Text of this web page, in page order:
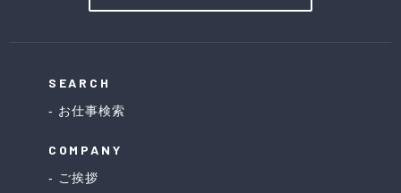
SEARCH
お仕事検索
COMPANY
ご挨拶